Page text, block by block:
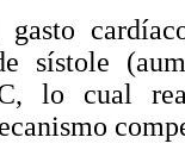
gasto
sístole
lo cual